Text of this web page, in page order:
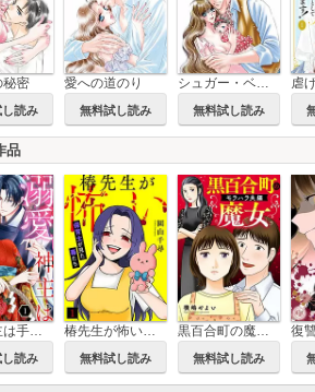
秘密
読み
愛への道のり
無料試し読み 無料試し読み
品
溺愛神主は手放せない～カミサマからの略奪婚～【単行本版／描き下ろしオマケつき】
読み
椿先生が怖い～保育士が見た毒たち～
無料試し読み
黒百合町の魔女【単行本版／描き下ろしオマケつき】
無料試し読み